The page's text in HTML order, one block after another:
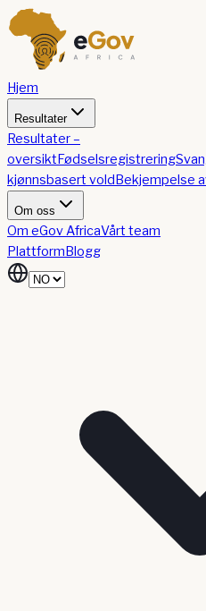
Hjem
Resultater
Resultater –
oversiktFødselsregistrering
kjønnsbasert voldBekjempelse
Om oss
Om eGov AfricaVårt team
PlattformBlogg